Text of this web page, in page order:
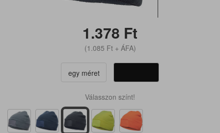
1.378 Ft
(1.085 Ft+ ÁFA)
egy méret
Válasszon színt!